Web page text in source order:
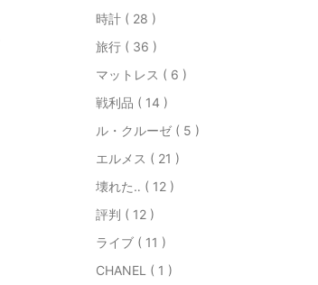
時計 ( 28 )
旅行 ( 36 )
マットレス ( 6 )
戦利品 ( 14 )
ル・クルーゼ ( 5 )
エルメス ( 21 )
壊れた‥ ( 12 )
評判 ( 12 )
ライブ ( 11 )
CHANEL ( 1 )